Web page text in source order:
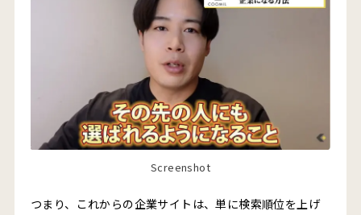
用語解説だけで終わらず、意思決定まで支援する
動画・SNS・外部メディアも含めて情報発信する
クーミルが考える、これからのWebサイト戦略
SEO・AIO・ブランド設計を一体で考える
「AIに引用され、人に選ばれる」状態を目指す
まとめ：AI検索時代は、企業の情報設計そのものが競争力にな
Screenshot
つまり、これからの企業サイトは、単に検索順位を上げ